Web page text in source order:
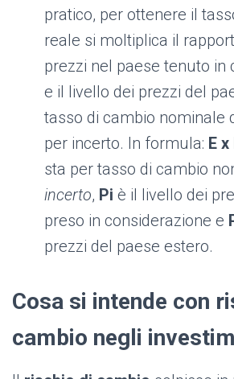
pratico, per ottenere il
reale si moltiplica il
prezzi nel paese tenuto in
e il livello dei prezzi del
tasso di cambio nominale
per incerto. In formula: E
sta per tasso di cambio
incerto, Pi è il livello dei
preso in considerazione e
prezzi del paese estero.
Cosa si intende con
cambio negli